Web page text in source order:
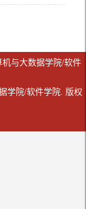
与大数据学院/软件
学院/软件学院. 版权